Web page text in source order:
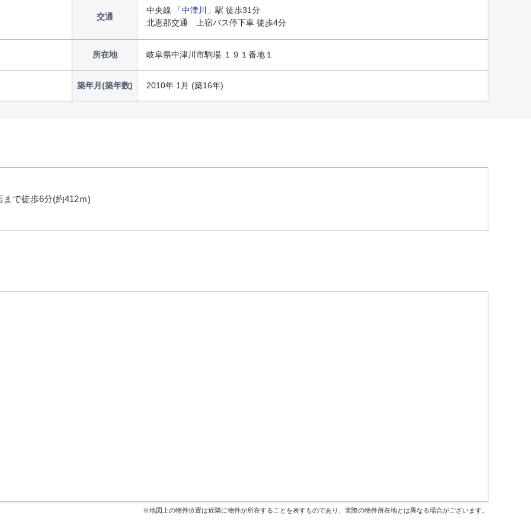
交通
中央線 「中津川
」駅 徒歩31分
北恵那交通 上宿バス停下車 徒歩4分
所在地 岐阜県中津川市駒場 １９１番地１
築年月(築年数) 2010年 1月 (築16年)
で徒歩6分(約412ｍ)
※地図上の物件位置は近隣に物件が所在することを表すものであり、実際の物件所在地とは異なる場合がございます。